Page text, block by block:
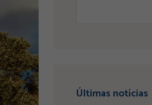
Últimas notícias